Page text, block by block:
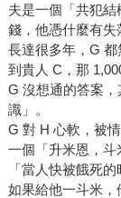
夫是一個「共犯
錢，他憑什麼有失
長達很多年，G
到貴人 C，那
G 沒想通的答案
識」。
G 對 H 心軟，被
一個「升米恩，斗
「當人快被餓死
如果給他一斗米